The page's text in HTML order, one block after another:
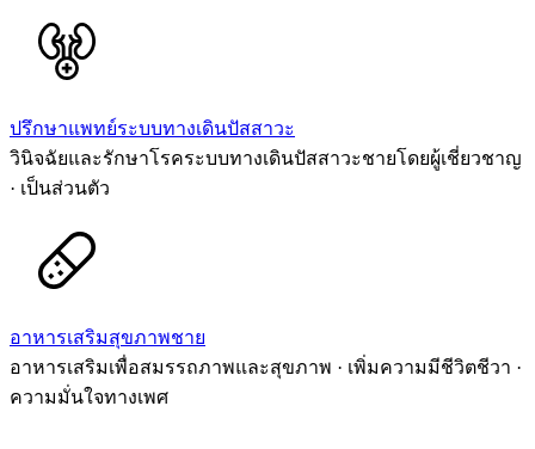
ปรึกษาแพทย์ระบบทางเดินปัสสาวะ
วินิจฉัยและรักษาโรคระบบทางเดินปัสสาวะชายโดยผู้เชี่ยวชาญ
· เป็นส่วนตัว
อาหารเสริมสุขภาพชาย
อาหารเสริมเพื่อสมรรถภาพและสุขภาพ · เพิ่มความมีชีวิตชีวา ·
ความมั่นใจทางเพศ